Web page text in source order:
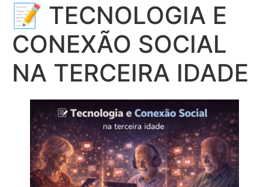
📝 TECNOLOGIA E
CONEXÃO SOCIAL
NA TERCEIRA IDADE